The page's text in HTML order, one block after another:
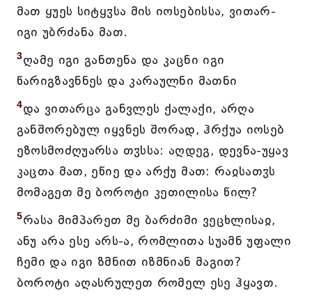
მათ ყუეს სიტყჳსა მის იოსებისსა, ვითარ-
იგი უბრძანა მათ.
3ღამე იგი განთენა და კაცნი იგი
წარიგზავნნეს და კარაულნი მათნი
4და ვითარცა განვლეს ქალაქი, არღა
განშორებულ იყვნეს შორად, ჰრქუა იოსებ
ეზოსმოძღუარსა თჳსსა: აღდეგ, დევნა-უყავ
კაცთა მათ, ეწიე და არქუ მათ: რაჲსათჳს
მომაგეთ მე ბოროტი კეთილისა წილ?
5რასა მიმპარეთ მე ბარძიმი ვეცხლისაჲ,
ანუ არა ესე არს-ა, რომლითა სუამნ უფალი
ჩემი და იგი ზმნით იზმნიან მაგით?
ბოროტი აღასრულეთ რომელ ესე ჰყავთ.